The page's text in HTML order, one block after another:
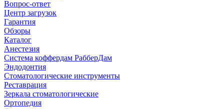
Вопрос-ответ
Центр загрузок
Гарантия
Обзоры
Каталог
Анестезия
Система коффердам РабберДам
Эндодонтия
Стоматологические инструменты
Реставрация
Зеркала стоматологические
Ортопедия